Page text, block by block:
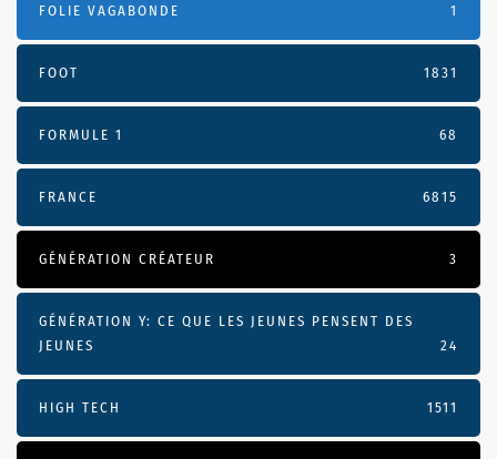
FOLIE VAGABONDE 1
FOOT 1831
FORMULE 1 68
FRANCE 6815
GÉNÉRATION CRÉATEUR 3
GÉNÉRATION Y: CE QUE LES JEUNES PENSENT DES
JEUNES
24
HIGH TECH 1511